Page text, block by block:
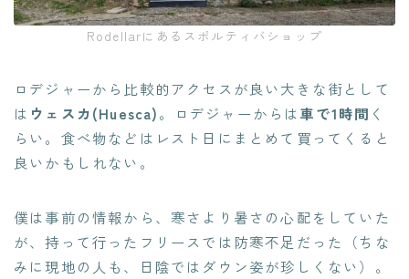
Rodellarにあるスポルティバショップ
ロデジャーから比較的アクセスが良い大きな街として
は ウェスカ(Huesca)。ロデジャーからは車で1時間 く
らい。食べ物などはレスト日にまとめて買ってくると
良いかもしれない。
僕は事前の情報から、寒さより暑さの心配をしていた
が、持って行ったフリースでは防寒不足だった（ちな
みに現地の人も、日陰ではダウン姿が珍しくない）。